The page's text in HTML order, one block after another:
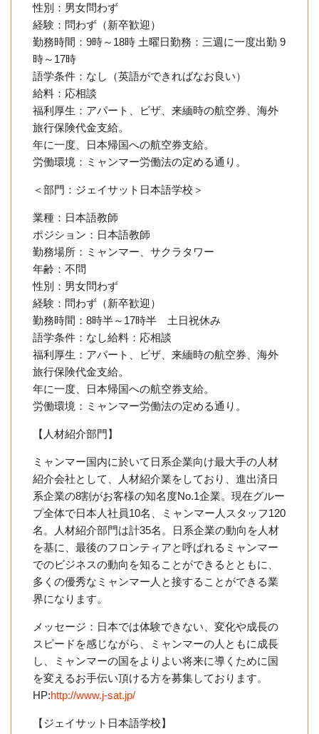
性別：男女問わず
経験：問わず（新卒歓迎）
勤務時間：9時～18時 土曜日勤務：三週に一度出勤 9
時～17時
語学条件：なし（英語ができればなお良い）
給料：応相談
福利厚生：アパート、ビザ、来緬時の航空券、海外
旅行保険代金支給。
年に一度、日本帰国への航空券支給。
労働環境：ミャンマー労働法の定める通り。
＜部門：ジェイサット日本語学校＞
業種：日本語教師
ポジション：日本語教師
勤務場所：ミャンマー、サクラタワー
年齢：不問
性別：男女問わず
経験：問わず（新卒歓迎）
勤務時間：8時半～17時半 土日祝休み
語学条件：なし給料：応相談
福利厚生：アパート、ビザ、来緬時の航空券、海外
旅行保険代金支給。
年に一度、日本帰国への航空券支給。
労働環境：ミャンマー労働法の定める通り。
【人材紹介部門】
ミャンマー国内に於いて日系企業向け最大手の人材
紹介会社として、人材紹介業をしており、進出済日
系企業の8割がお客様の知名度No.1企業。現在グルー
プ全体で日本人社員10名、ミャンマー人スタッフ120
名。人材紹介部門は計35名。日系企業の動向を人材
を基に、最後のフロンティアと呼ばれるミャンマー
でのビジネスの動向を知ることができるとともに、
多くの優秀なミャンマー人と接することができる業
界になります。
メッセージ：日本では体験できない、変化や成長の
スピードを感じながら、ミャンマーの人ともに成長
し、ミャンマーの国をよりよい将来に導くために国
を変えるお手伝い頂ける方を募集しております。
HP:http://www.j-sat.jp/
【ジェイサット日本語学校】